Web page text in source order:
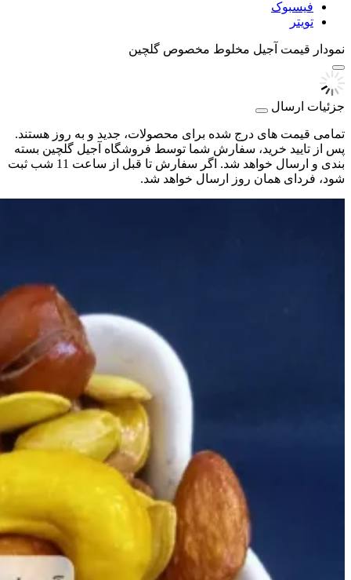
فیسبوک
تویتر
نمودار قیمت آجیل مخلوط مخصوص گلچین
جزئیات ارسال
تمامی قیمت های درج شده برای محصولات، جدید و به روز هستند.
پس از تایید خرید، سفارش شما توسط فروشگاه آجیل گلچین بسته
بندی و ارسال خواهد شد. اگر سفارش تا قبل از ساعت 11 شب ثبت
شود، فردای همان روز ارسال خواهد شد.